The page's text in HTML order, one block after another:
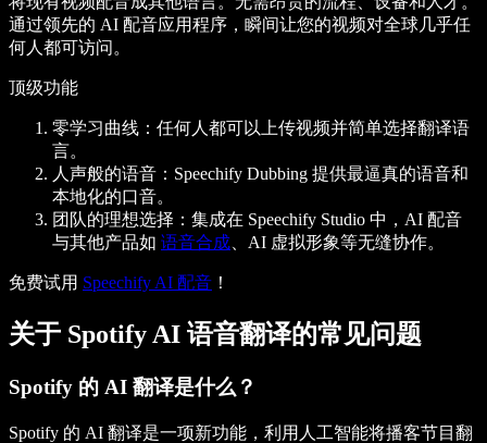
通过领先的 AI 配音应用程序，瞬间让您的视频对全球几乎任
何人都可访问。
顶级功能
零学习曲线 ：任何人都可以上传视频并简单选择翻译语
言。
人声般的语音 ：Speechify Dubbing 提供最逼真的语音和
本地化的口音。
团队的理想选择 ：集成在 Speechify Studio 中，AI 配音
与其他产品如 语音合成 、AI 虚拟形象等无缝协作。
免费试用 Speechify AI 配音 ！
关于 Spotify AI 语音翻译的常见问题
Spotify 的 AI 翻译是什么？
Spotify 的 AI 翻译是一项新功能，利用人工智能将播客节目翻